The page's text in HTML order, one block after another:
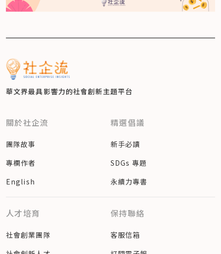
華文界最具影響力的社會創新主題平台
關於社企流
團隊故事
專欄作者
English
精選倡議
新手必讀
SDGs 專題
永續力專書
人才培育
社會創業團隊
保持聯絡
客服信箱